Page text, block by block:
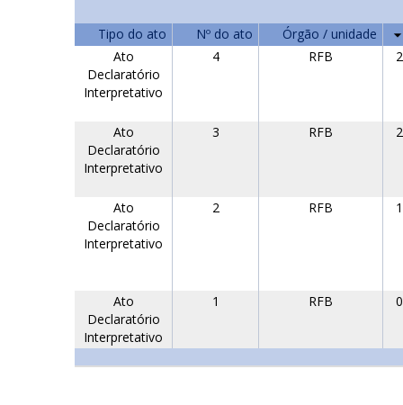
Tipo do ato Nº do ato
Órgão / unidade
Ato
Declaratório
Interpretativo
4 RFB
Ato
Declaratório
Interpretativo
3 RFB
Ato
Declaratório
Interpretativo
2 RFB
Ato
Declaratório
Interpretativo
1 RFB